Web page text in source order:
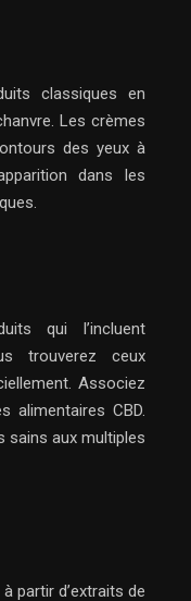
classiques en
Les crèmes
des yeux à
dans les
qui l’incluent
trouverez ceux
Associez
alimentaires CBD.
sains aux multiples
partir d’extraits de